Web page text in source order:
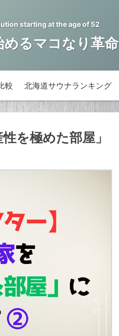
starting at the age of 52
るマコなり革命
較 北海道サウナランキング
を極めた部屋」